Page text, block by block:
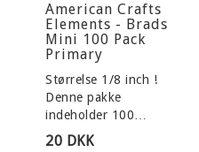
American Crafts
Elements - Brads
Mini 100 Pack
Primary
Størrelse 1/8 inch !
Denne pakke
indeholder 100…
20 DKK